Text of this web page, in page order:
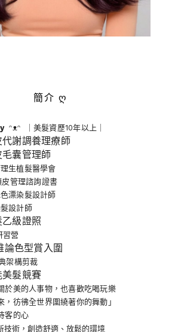
簡介 ღ
ᵔᴥᵔ ｜美髮資歷10年以上｜
謝調養理療師
囊管理師
生植髮醫學會
皮管理諮詢證書
漂染髮設計師
設計師
級證照
習營
論色型賞入圍
架構剪裁
髮競賽
於美的人事物，也喜歡吃喝玩樂
，彷彿全世界圍繞著你的舞動」
客的心
技術，創造舒適、放鬆的環境